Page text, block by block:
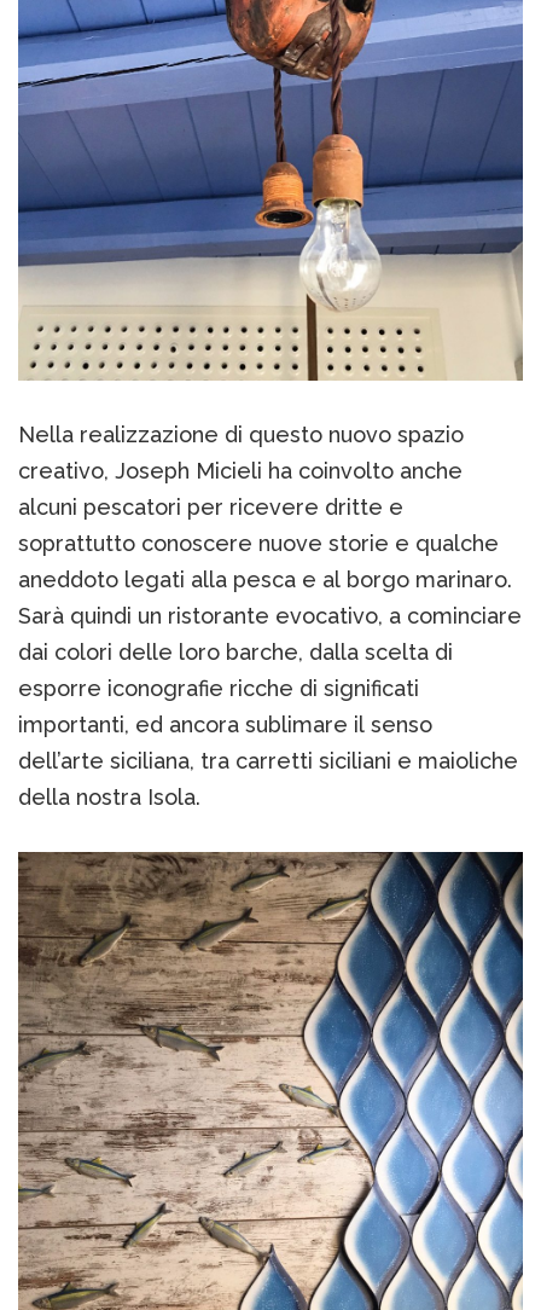
Nella realizzazione di questo nuovo spazio
creativo, Joseph Micieli ha coinvolto anche
alcuni pescatori per ricevere dritte e
soprattutto conoscere nuove storie e qualche
aneddoto legati alla pesca e al borgo marinaro.
Sarà quindi un ristorante evocativo, a cominciare
dai colori delle loro barche, dalla scelta di
esporre iconografie ricche di significati
importanti, ed ancora sublimare il senso
dell’arte siciliana, tra carretti siciliani e maioliche
della nostra Isola.